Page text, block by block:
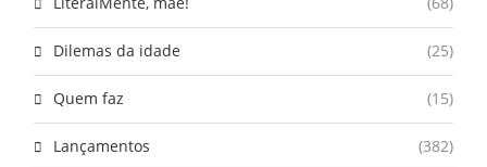
Dilemas da idade (25)
Quem faz (15)
Lançamentos (382)